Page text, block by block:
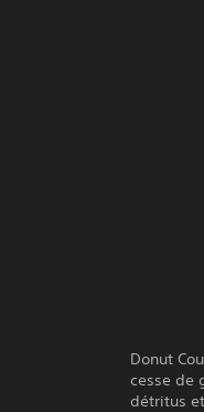
Donut
cesse de
détritus